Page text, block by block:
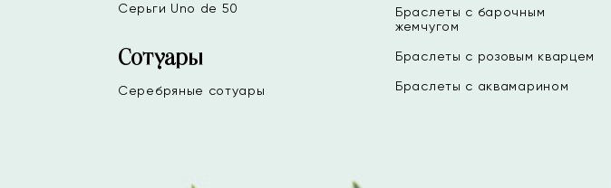
Серьги Uno de 50
Сотуары
Серебряные сотуары
Браслеты с барочным
жемчугом
Браслеты с розовым кварцем
Браслеты с аквамарином